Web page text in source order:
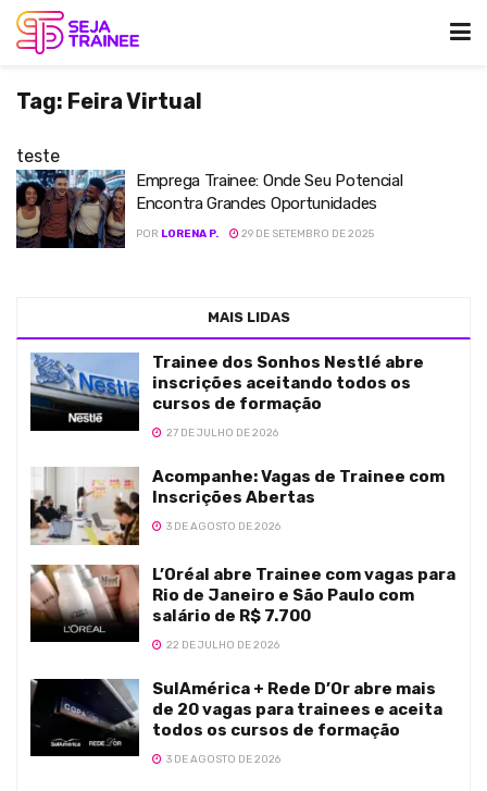
Tag: Feira Virtual
teste
Emprega Trainee: Onde Seu Potencial
Encontra Grandes Oportunidades
POR LORENA P. 29 DE SETEMBRO DE 2025
MAIS LIDAS
Trainee dos Sonhos Nestlé abre
inscrições aceitando todos os
cursos de formação
27 DE JULHO DE 2026
Acompanhe: Vagas de Trainee com
Inscrições Abertas
3 DE AGOSTO DE 2026
L’Oréal abre Trainee com vagas para
Rio de Janeiro e São Paulo com
salário de R$ 7.700
22 DE JULHO DE 2026
SulAmérica + Rede D’Or abre mais
de 20 vagas para trainees e aceita
todos os cursos de formação
3 DE AGOSTO DE 2026